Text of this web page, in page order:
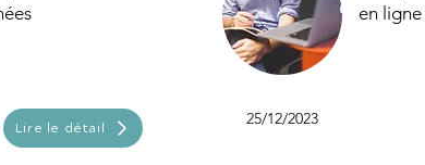
Lire le détail
en ligne
25/12/2023